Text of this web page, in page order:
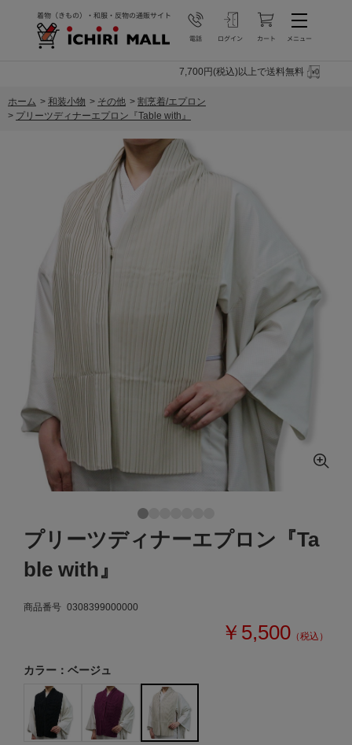
7,700円(税込)以上で送料無料
ホーム > 和装小物 > その他 > 割烹着/エプロン
> プリーツディナーエプロン『Table with』
プリーツディナーエプロン『Ta
ble with』
商品番号 0308399000000
￥5,500 （税込）
カラー：ベージュ